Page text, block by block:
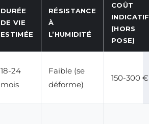
DURÉE
DE VIE
ESTIMÉE
RÉSISTANCE
À
L’HUMIDITÉ
COÛT
INDICATIF
(HORS
POSE)
18-24
mois
Faible (se
déforme)
150-300 €